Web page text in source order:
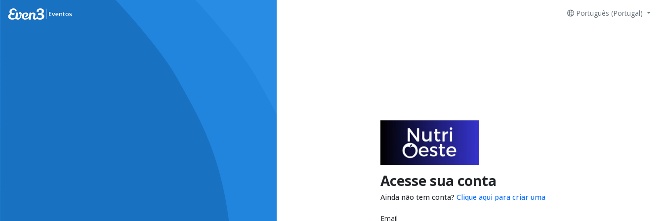
Português (Portugal)
Acesse sua conta
Ainda não tem conta? Clique aqui para criar uma
Email